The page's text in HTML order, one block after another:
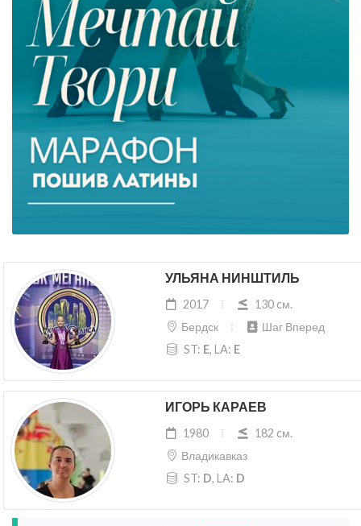
УЛЬЯНА НИНШТИЛЬ
2017
130 cм.
Бердск
Шаг Вперед
ST: E, LA: E
ИГОРЬ КАРАЕВ
1980
182 cм.
Владикавказ
ST: D, LA: D